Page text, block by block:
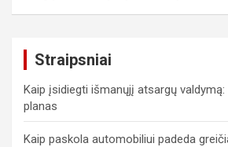
Straipsniai
Kaip įsidiegti išmanųjį atsargų
planas
Kaip paskola automobiliui padeda